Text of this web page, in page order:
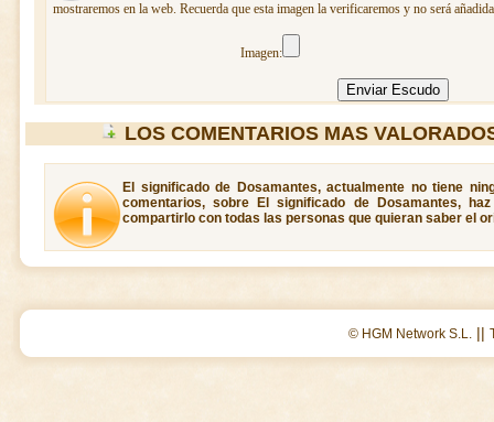
mostraremos en la web. Recuerda que esta imagen la verificaremos y no será
Imagen:
LOS COMENTARIOS MAS
El significado de Dosamantes, actualmente no tiene
comentarios, sobre El significado de Dosamantes,
compartirlo con todas las personas que quieran saber el
© HGM Network S.L. ||